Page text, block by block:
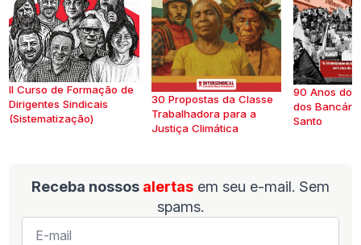
II Curso de Formação de
Dirigentes Sindicais
(Sistematização)
30 Propostas da Classe
Trabalhadora para a
Justiça Climática
90 Anos do
dos
Santo
Receba nossos alertas em seu e-mail. Sem
spams.
E-
mail